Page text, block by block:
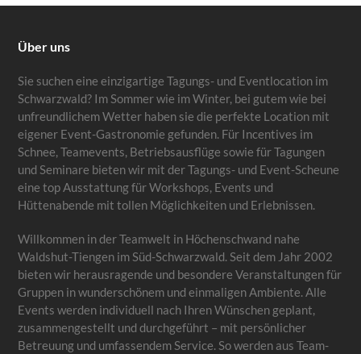
Über uns
Sie suchen eine einzigartige Tagungs- und Eventlocation im
Schwarzwald? Im Sommer wie im Winter, bei gutem wie bei
unfreundlichem Wetter haben sie die perfekte Location mit
eigener Event-Gastronomie gefunden. Für Incentives im
Schnee, Teamevents, Betriebsausflüge sowie für Tagungen
und Seminare bieten wir mit der Tagungs- und Event-Scheune
eine top Ausstattung für Workshops, Events und
Hüttenabende mit tollen Möglichkeiten und Erlebnissen.
Willkommen in der Teamwelt in Höchenschwand nahe
Waldshut-Tiengen im Süd-Schwarzwald. Seit dem Jahr 2002
bieten wir herausragende und besondere Veranstaltungen für
Gruppen in wunderschönem und einmaligen Ambiente. Alle
Events werden individuell nach Ihren Wünschen geplant,
zusammengestellt und durchgeführt – mit persönlicher
Betreuung und umfassendem Service. So werden aus Team-